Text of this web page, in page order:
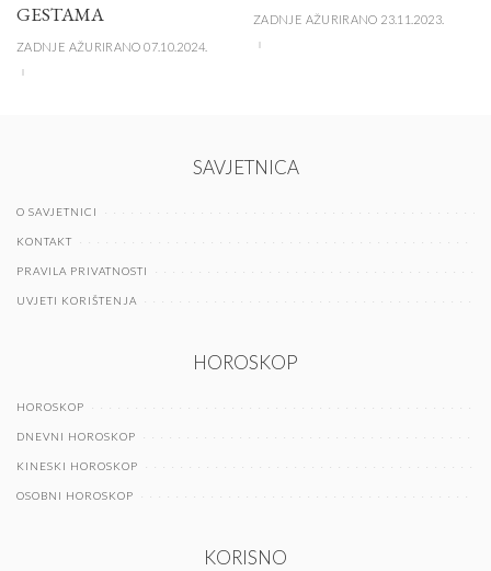
GESTAMA
ZADNJE AŽURIRANO 07.10.2024.
ZADNJE AŽURIRANO 23.11.2023.
SAVJETNICA
O SAVJETNICI
KONTAKT
PRAVILA PRIVATNOSTI
UVJETI KORIŠTENJA
HOROSKOP
HOROSKOP
DNEVNI HOROSKOP
KINESKI HOROSKOP
OSOBNI HOROSKOP
KORISNO